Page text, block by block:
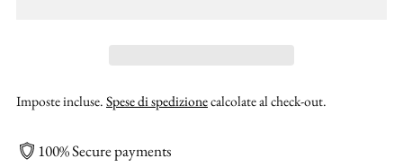
Imposte incluse.Spese di spedizionecalcolate al check-out.
100% Secure payments